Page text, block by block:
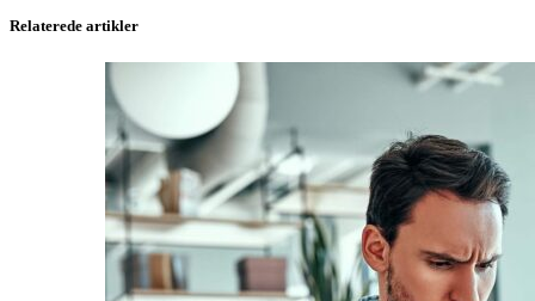
Relaterede artikler